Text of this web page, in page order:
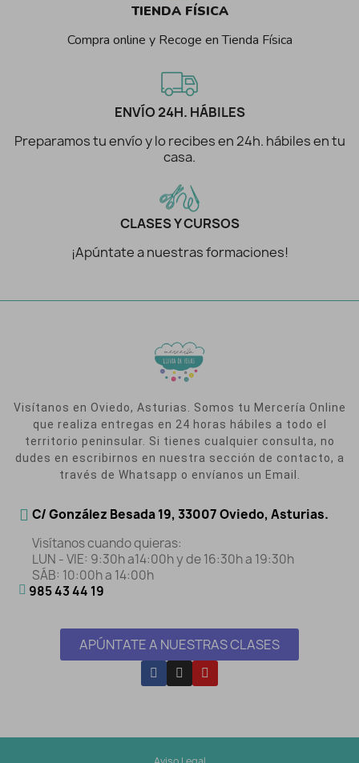
TIENDA FÍSICA
Compra online y Recoge en Tienda Física
ENVÍO 24H. HÁBILES
Preparamos tu envío y lo recibes en 24h. hábiles en tu
casa.
CLASES Y CURSOS
¡Apúntate a nuestras formaciones!
Visítanos en Oviedo, Asturias. Somos tu Mercería Online
que realiza entregas en 24 horas hábiles a todo el
territorio peninsular. Si tienes cualquier consulta, no
dudes en escribirnos en nuestra sección de contacto, a
través de Whatsapp o envíanos un Email.
C/ González Besada 19, 33007 Oviedo, Asturias.
Visítanos cuando quieras:
LUN - VIE: 9:30h a14:00h y de 16:30h a 19:30h
SÁB: 10:00h a 14:00h
985 43 44 19
APÚNTATE A NUESTRAS CLASES